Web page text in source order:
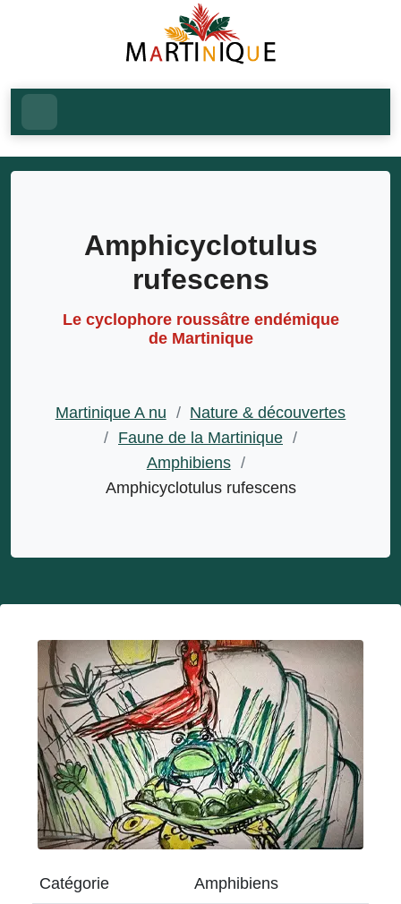
Amphicyclotulus
rufescens
Le cyclophore roussâtre endémique
de Martinique
Martinique A nu / Nature & découvertes
/ Faune de la Martinique /
Amphibiens /
Amphicyclotulus rufescens
Catégorie Amphibiens